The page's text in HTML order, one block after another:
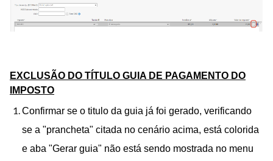
EXCLUSÃO DO TÍTULO GUIA DE PAGAMENTO DO
IMPOSTO
Confirmar se o titulo da guia já foi gerado, verificando
se a "prancheta" citada no cenário acima, está colorida
e aba "Gerar guia" não está sendo mostrada no menu